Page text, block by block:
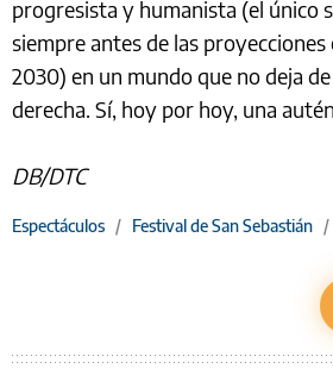
progresista y humanista (el único
siempre antes de las proyecciones
2030) en un mundo que no deja
derecha. Sí, hoy por hoy, una
DB/DTC
Espectáculos / Festival de San Sebastián /